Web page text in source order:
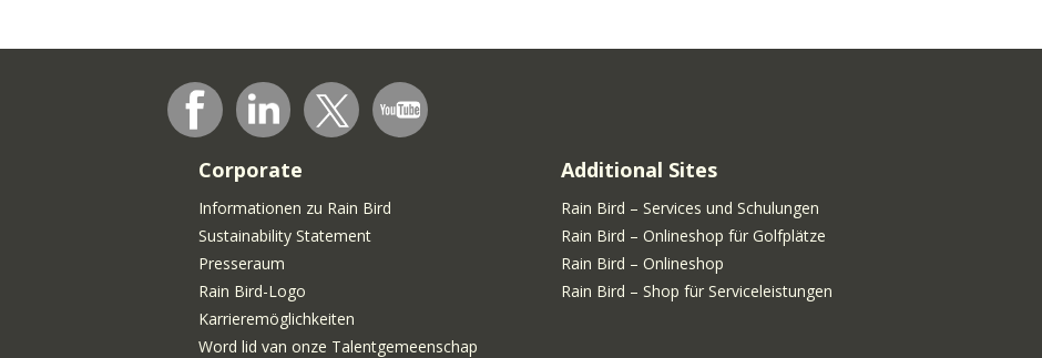
Corporate
Informationen zu Rain Bird
Sustainability Statement
Presseraum
Rain Bird-Logo
Karrieremöglichkeiten
Word lid van onze Talentgemeenschap
Additional Sites
Rain Bird – Services und Schulungen
Rain Bird – Onlineshop für Golfplätze
Rain Bird – Onlineshop
Rain Bird – Shop für Serviceleistungen